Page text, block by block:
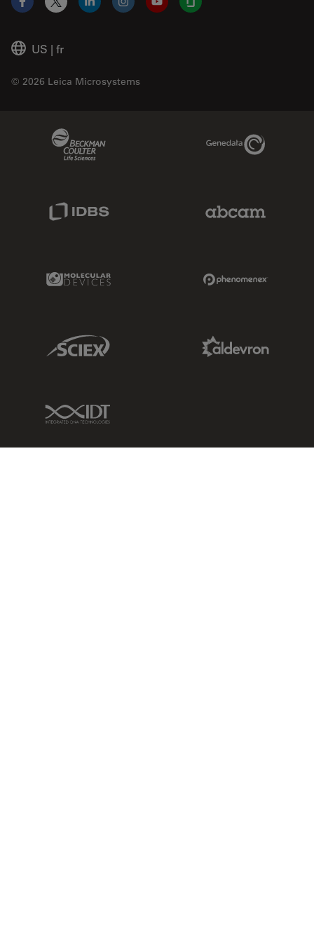
US | fr
© 2026 Leica Microsystems
Facebook
X LinkedInInstagramYouTubeGlassdoor
Genedata Link
IDBS Link
Molecular Devices Link
Sciex Link
IDT Link